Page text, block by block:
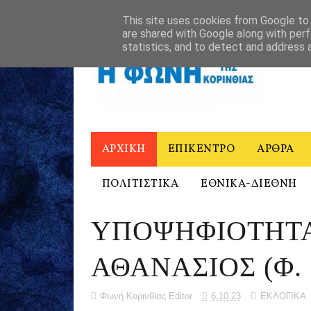
Η ΦΩΝΗ ΤΗΣ ΚΟΡΙΝΘΙΑΣ - ΙΣΤΟΡΙΚΟ
ΑΡΧΙΚΗ ΕΠΙΚΕΝΤΡΟ ΑΡΘΡΑ
ΠΟΛΙΤΙΣΤΙΚΑ ΕΘΝΙΚΑ-ΔΙΕΘΝΗ
ΑΘΑΝΑΣΙΟΣ (Φ.
Φωνή Κορινθίας Editor 6.10.23 ΕΚΛΟΓΙΚΑ
This site uses cookies from Google
are shared with Google along with
statistics, and to detect and address